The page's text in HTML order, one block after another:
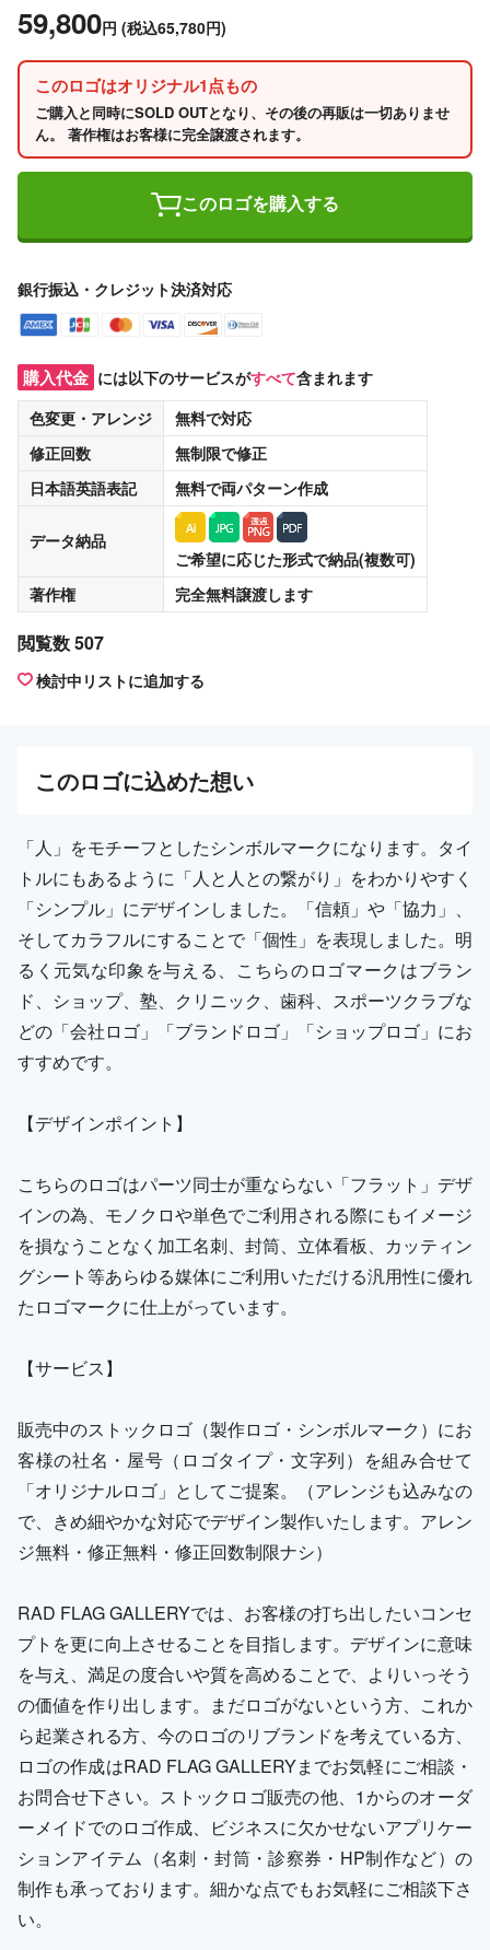
59,800円 (税込65,780円)
このロゴはオリジナル1点もの
ご購入と同時にSOLD OUTとなり、その後の再販は一切ありませ
ん。 著作権はお客様に完全譲渡されます。
このロゴを購入する
銀行振込・クレジット決済対応
購入代金 には以下のサービスがすべて含まれます
色変更・アレンジ
無料で対応
修正回数
無制限で修正
日本語英語表記
無料で両パターン作成
データ納品
ご希望に応じた形式で納品(複数可)
著作権
完全無料譲渡します
閲覧数 507
検討中リストに追加する
このロゴに込めた想い
「人」をモチーフとしたシンボルマークになります。タイ
トルにもあるように「人と人との繋がり」をわかりやすく
「シンプル」にデザインしました。「信頼」や「協力」、
そしてカラフルにすることで「個性」を表現しました。明
るく元気な印象を与える、こちらのロゴマークはブラン
ド、ショップ、塾、クリニック、歯科、スポーツクラブな
どの「会社ロゴ」「ブランドロゴ」「ショップロゴ」にお
すすめです。
【デザインポイント】
こちらのロゴはパーツ同士が重ならない「フラット」デザ
インの為、モノクロや単色でご利用される際にもイメージ
を損なうことなく加工名刺、封筒、立体看板、カッティン
グシート等あらゆる媒体にご利用いただける汎用性に優れ
たロゴマークに仕上がっています。
【サービス】
販売中のストックロゴ（製作ロゴ・シンボルマーク）にお
客様の社名・屋号（ロゴタイプ・文字列）を組み合せて
「オリジナルロゴ」としてご提案。（アレンジも込みなの
で、きめ細やかな対応でデザイン製作いたします。アレン
ジ無料・修正無料・修正回数制限ナシ）
RAD FLAG GALLERYでは、お客様の打ち出したいコンセ
プトを更に向上させることを目指します。デザインに意味
を与え、満足の度合いや質を高めることで、よりいっそう
の価値を作り出します。まだロゴがないという方、これか
ら起業される方、今のロゴのリブランドを考えている方、
ロゴの作成はRAD FLAG GALLERYまでお気軽にご相談・
お問合せ下さい。ストックロゴ販売の他、1からのオーダ
ーメイドでのロゴ作成、ビジネスに欠かせないアプリケー
ションアイテム（名刺・封筒・診察券・HP制作など）の
制作も承っております。細かな点でもお気軽にご相談下さ
い。